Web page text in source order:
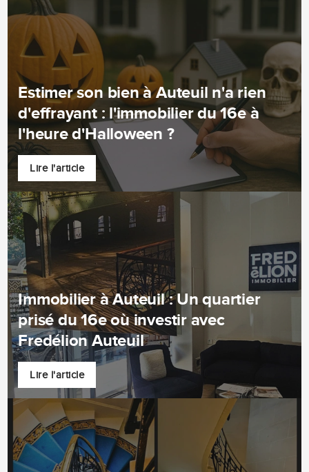
Estimer son bien à Auteuil n'a rien
d'effrayant : l'immobilier du 16e à
l'heure d'Halloween ?
Lire l'article
Immobilier à Auteuil : Un quartier
prisé du 16e où investir avec
Fredélion Auteuil
Lire l'article